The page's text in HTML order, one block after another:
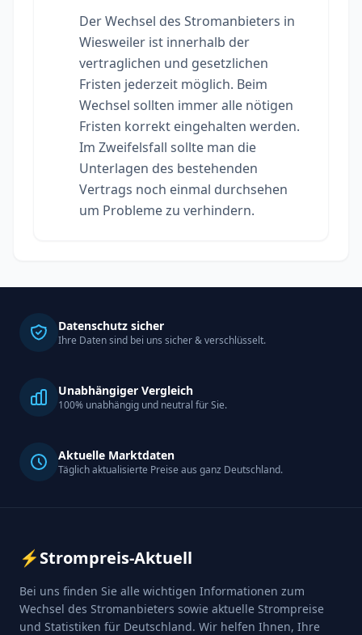
Der Wechsel des Stromanbieters in
Wiesweiler ist innerhalb der
vertraglichen und gesetzlichen
Fristen jederzeit möglich. Beim
Wechsel sollten immer alle nötigen
Fristen korrekt eingehalten werden.
Im Zweifelsfall sollte man die
Unterlagen des bestehenden
Vertrags noch einmal durchsehen
um Probleme zu verhindern.
Datenschutz sicher
Ihre Daten sind bei uns sicher & verschlüsselt.
Unabhängiger Vergleich
100% unabhängig und neutral für Sie.
Aktuelle Marktdaten
Täglich aktualisierte Preise aus ganz Deutschland.
⚡Strompreis-Aktuell
Bei uns finden Sie alle wichtigen Informationen zum
Wechsel des Stromanbieters sowie aktuelle Strompreise
und Statistiken für Deutschland. Wir helfen Ihnen, Ihre